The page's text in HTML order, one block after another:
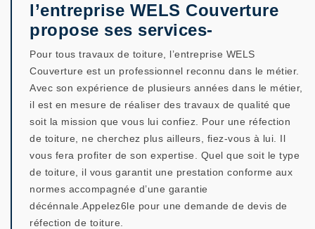
l’entreprise WELS Couverture
propose ses services-
Pour tous travaux de toiture, l’entreprise WELS
Couverture est un professionnel reconnu dans le métier.
Avec son expérience de plusieurs années dans le métier,
il est en mesure de réaliser des travaux de qualité que
soit la mission que vous lui confiez. Pour une réfection
de toiture, ne cherchez plus ailleurs, fiez-vous à lui. Il
vous fera profiter de son expertise. Quel que soit le type
de toiture, il vous garantit une prestation conforme aux
normes accompagnée d’une garantie
décénnale.Appelez6le pour une demande de devis de
réfection de toiture.